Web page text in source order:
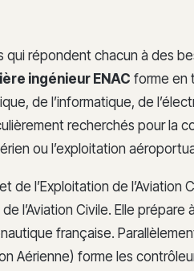
qui répondent chacun à des
ingénieur ENAC forme en
de l’informatique, de
recherchés pour la
ou l’exploitation
de l’Exploitation de l’Aviation
l’Aviation Civile. Elle prépare
française.
Aérienne) forme les